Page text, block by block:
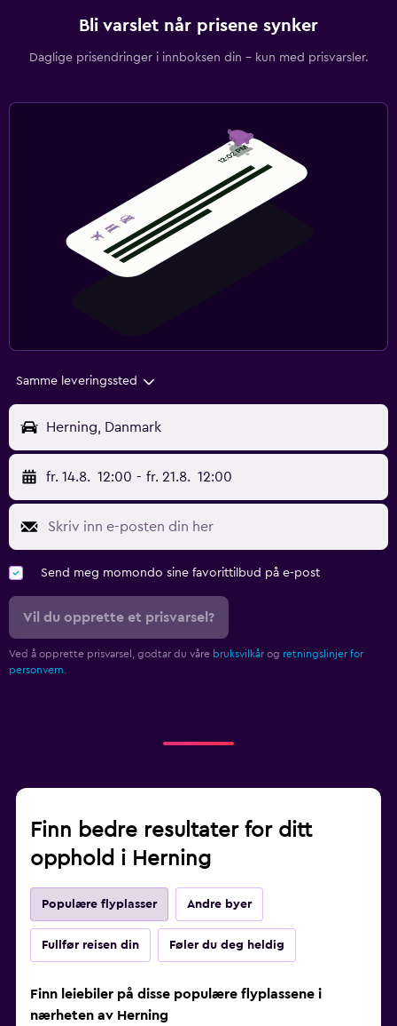
Bli varslet når prisene synker
Daglige prisendringer i innboksen din – kun med prisvarsler.
Samme leveringssted
Herning, Danmark
fr. 14.8. 12:00 - fr. 21.8. 12:00
Send meg momondo sine favorittilbud på e-post
Vil du opprette et prisvarsel?
Ved å opprette prisvarsel, godtar du våre bruksvilkår og retningslinjer for
personvern.
Finn bedre resultater for ditt
opphold i Herning
Populære flyplasser Andre byer
Fullfør reisen din Føler du deg heldig
Finn leiebiler på disse populære flyplassene i
nærheten av Herning